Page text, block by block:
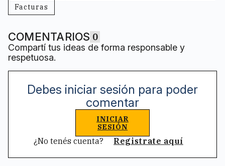
Facturas
COMENTARIOS 0
Compartí tus ideas de forma responsable y
respetuosa.
Debes iniciar sesión para poder
comentar
INICIAR
SESIÓN
¿No tenés cuenta? Registrate aquí